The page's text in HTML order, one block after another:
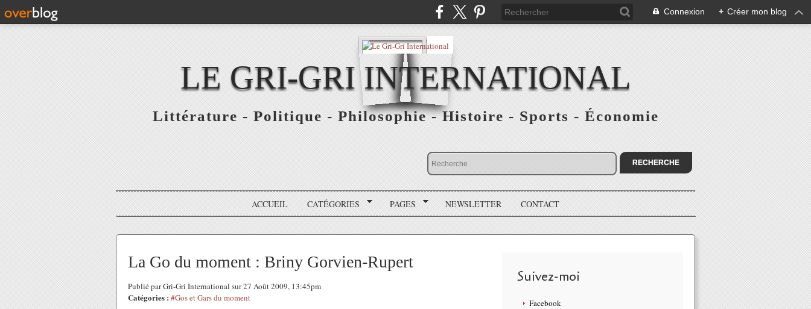
Connexion + Créer mon blog
LE GRI-GRI INTERNATIONAL
Littérature - Politique - Philosophie - Histoire - Sports - Économie
ACCUEIL CATÉGORIES PAGES NEWSLETTER CONTACT
La Go du moment : Briny Gorvien-Rupert
Publié par Gri-Gri International sur 27 Août 2009, 13:45pm
Catégories : #Gos et Gars du moment
Suivez-moi
Facebook